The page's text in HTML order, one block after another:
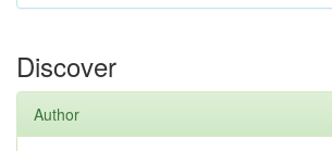
Discover
Author